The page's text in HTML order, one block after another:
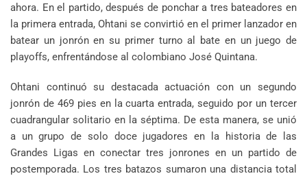
ahora. En el partido, después de ponchar a tres bateadores en
la primera entrada, Ohtani se convirtió en el primer lanzador en
batear un jonrón en su primer turno al bate en un juego de
playoffs, enfrentándose al colombiano José Quintana.
Ohtani continuó su destacada actuación con un segundo
jonrón de 469 pies en la cuarta entrada, seguido por un tercer
cuadrangular solitario en la séptima. De esta manera, se unió
a un grupo de solo doce jugadores en la historia de las
Grandes Ligas en conectar tres jonrones en un partido de
postemporada. Los tres batazos sumaron una distancia total